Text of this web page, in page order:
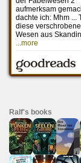
Ralf's books